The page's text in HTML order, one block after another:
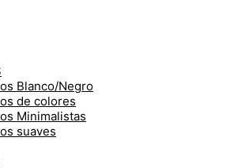
Blanco/Negro
de colores
Minimalistas
suaves